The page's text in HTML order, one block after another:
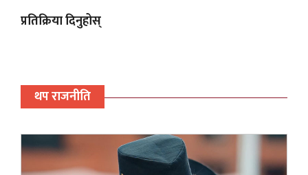
प्रतिक्रिया दिनुहोस्
थप राजनीति